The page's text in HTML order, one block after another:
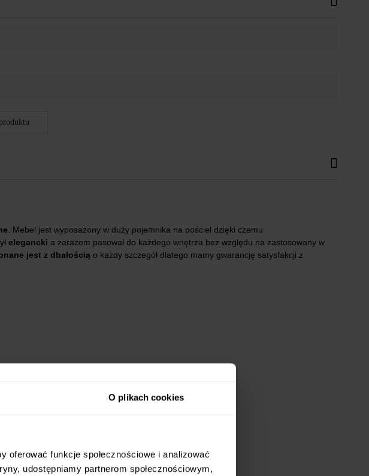
O plikach cookies
funkcje społecznościowe i analizować
udostępniamy partnerom społecznościowym,
. Mebel jest wyposażony w duży pojemnika na pościel dzięki czemu
elegancki a zarazem pasował do każdego wnętrza bez względu na zastosowany w
jest z dbałością o każdy szczegół dlatego mamy gwarancję satysfakcji z